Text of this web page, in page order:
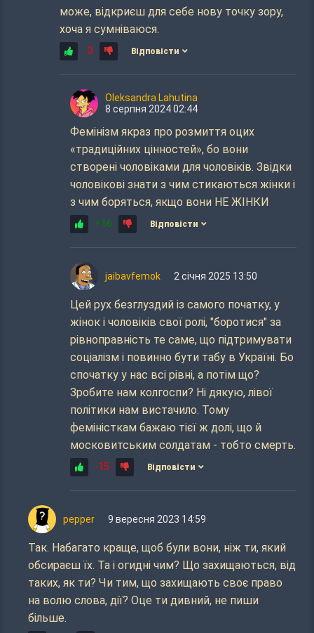
може, відкриєш для себе нову точку зору,
хоча я сумніваюся.
-3 Відповісти
Oleksandra Lahutina
8 серпня 2024 02:44
Фемінізм якраз про розмиття оцих
«традиційних цінностей», бо вони
створені чоловіками для чоловіків. Звідки
чоловікові знати з чим стикаються жінки і
з чим боряться, якщо вони НЕ ЖІНКИ
+16 Відповісти
jaibavfemok 2 січня 2025 13:50
Цей рух безглуздий із самого початку, у
жінок і чоловіків свої ролі, "боротися" за
рівноправність те саме, що підтримувати
соціалізм і повинно бути табу в Україні. Бо
спочатку у нас всі рівні, а потім що?
Зробите нам колгоспи? Ні дякую, лівої
політики нам вистачило. Тому
феміністкам бажаю тієї ж долі, що й
московитським солдатам - тобто смерть.
-15 Відповісти
pepper 9 вересня 2023 14:59
Так. Набагато краще, щоб були вони, ніж ти, який
обсираєш їх. Та і огидні чим? Що захищаються, від
таких, як ти? Чи тим, що захищають своє право
на волю слова, дії? Оце ти дивний, не пиши
більше.